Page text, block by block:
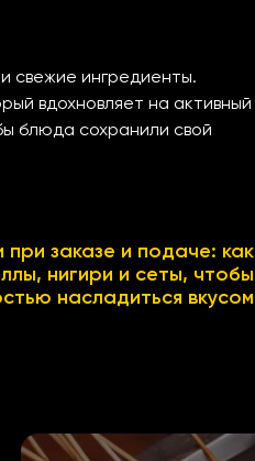
свежие ингредиенты.
вдохновляет на активный
блюда сохранили свой
при заказе и подаче: как
нигири и сеты, чтобы
насладиться вкусом